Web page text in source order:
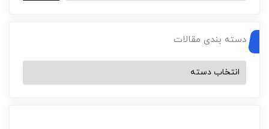
دسته بندی مقالات